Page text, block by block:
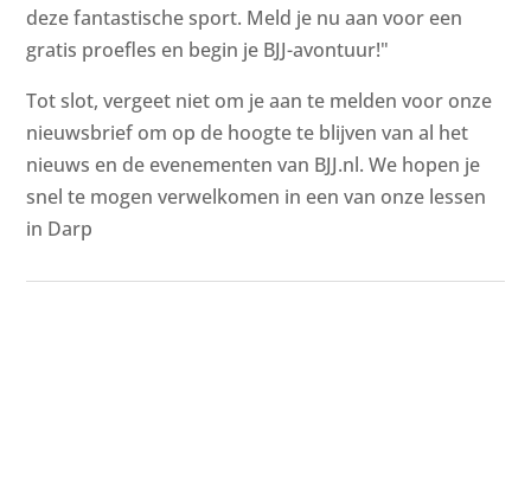
deze fantastische sport. Meld je nu aan voor een
gratis proefles en begin je BJJ-avontuur!"
Tot slot, vergeet niet om je aan te melden voor onze
nieuwsbrief om op de hoogte te blijven van al het
nieuws en de evenementen van BJJ.nl. We hopen je
snel te mogen verwelkomen in een van onze lessen
in Darp